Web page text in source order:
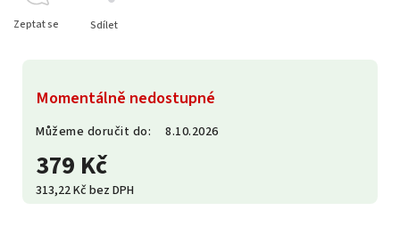
379 Kč
313,22 Kč bez DPH
Momentálně nedostupné
Můžeme doručit do: 8.10.2026
Zeptat se Sdílet